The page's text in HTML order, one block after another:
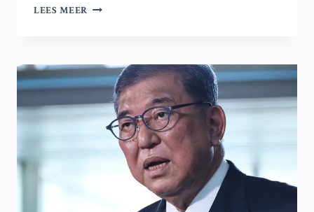
LEES MEER MILEI
BIJ
VERKIEZINGEN
BUENOS
AIRES